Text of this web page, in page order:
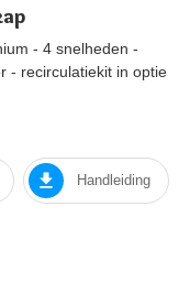
- 4 snelheden -
- recirculatiekit in optie
Handleiding